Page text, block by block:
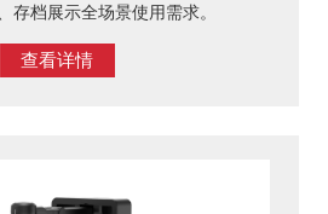
存档展示全场景使用需求。
查看详情